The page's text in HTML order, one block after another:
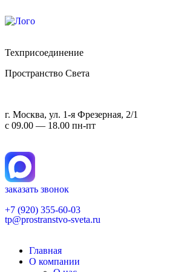
Техприсоединение
Пространство Света
г. Москва, ул. 1-я Фрезерная, 2/1
с 09.00 — 18.00 пн-пт
заказать звонок
+7 (920) 355-60-03
tp@prostranstvo-sveta.ru
Главная
О компании